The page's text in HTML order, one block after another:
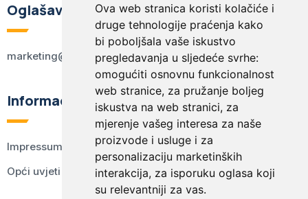
Ova web stranica koristi kolačiće i
druge tehnologije praćenja kako
bi poboljšala vaše iskustvo
pregledavanja u sljedeće svrhe:
omogućiti osnovnu funkcionalnost
web stranice, za pružanje boljeg
iskustva na web stranici, za
mjerenje vašeg interesa za naše
proizvode i usluge i za
personalizaciju marketinških
interakcija, za isporuku oglasa koji
su relevantniji za vas.
Oglašavanje
marketing@kodex.hr
Informacije
Impressum
Opći uvjeti korištenja